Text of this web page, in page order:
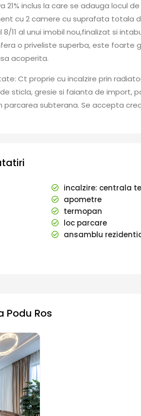
21% inclus la care se adauga locul
cu 2 camere cu suprafata totala
11 al unui imobil nou,finalizat si
o priveliste superba, este foarte
acoperita.
Ct proprie cu incalzire prin
sticla, gresie si faianta de import,
parcarea subterana. Se accepta
incalzire: centrala
apometre
termopan
loc parcare
ansamblu
Podu Ros